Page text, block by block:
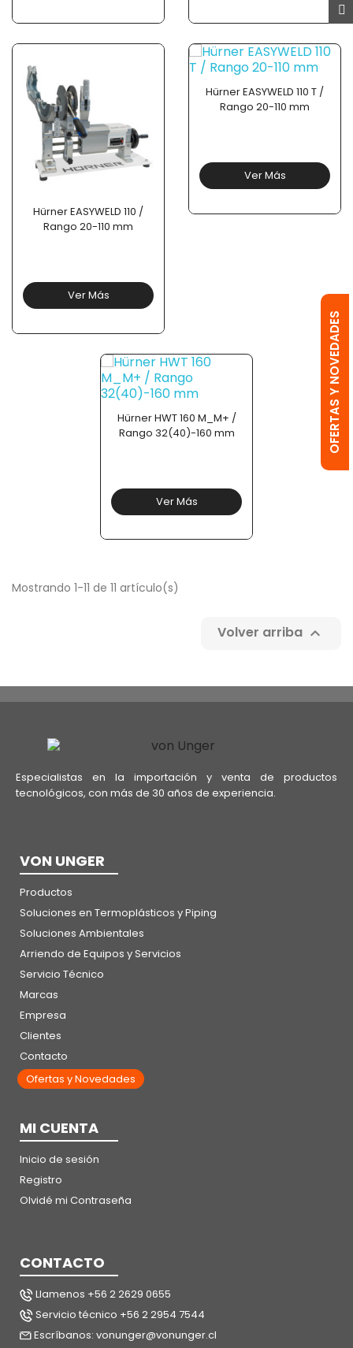
Hürner EASYWELD 110 /
Rango 20-110 mm
Ver Más
Hürner EASYWELD 110 T /
Rango 20-110 mm
Ver Más
Hürner HWT 160 M_M+ /
Rango 32(40)-160 mm
Ver Más
Mostrando 1-11 de 11 artículo(s)
Volver arriba 
Especialistas en la importación y venta de productos
tecnológicos, con más de 30 años de experiencia.
OFERTAS Y NOVEDADES
VON UNGER
Productos
Soluciones en Termoplásticos y Piping
Soluciones Ambientales
Arriendo de Equipos y Servicios
Servicio Técnico
Marcas
Empresa
Clientes
Contacto
Ofertas y Novedades
MI CUENTA
Inicio de sesión
Registro
Olvidé mi Contraseña
CONTACTO
Llamenos +56 2 2629 0655
Servicio técnico +56 2 2954 7544
Escríbanos: vonunger@vonunger.cl